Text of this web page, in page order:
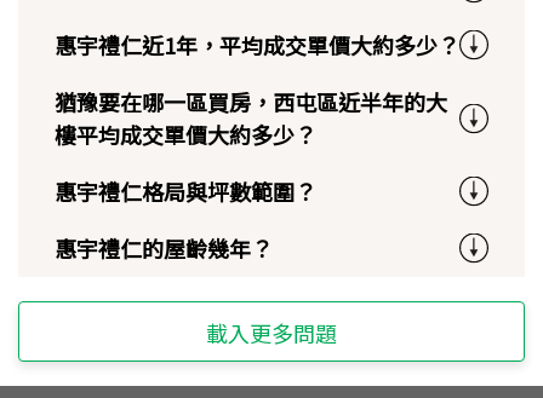
惠宇禮仁近1年，平均成交單價大約多少？
猶豫要在哪一區買房，西屯區近半年的大
樓平均成交單價大約多少？
惠宇禮仁格局與坪數範圍？
惠宇禮仁的屋齡幾年？
載入更多問題